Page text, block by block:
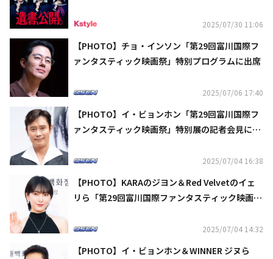
2025/07/30 11:06
【PHOTO】チョ・インソン「第29回富川国際フ
ァンタスティック映画祭」特別プログラムに出席
2025/07/06 17:40
【PHOTO】イ・ビョンホン「第29回富川国際フ
ァンタスティック映画祭」特別展の記者会見に出
2025/07/04 16:38
【PHOTO】KARAのジヨン＆Red Velvetのイェ
リら「第29回富川国際ファンタスティック映画
2025/07/04 14:32
【PHOTO】イ・ビョンホン＆WINNER ジヌら